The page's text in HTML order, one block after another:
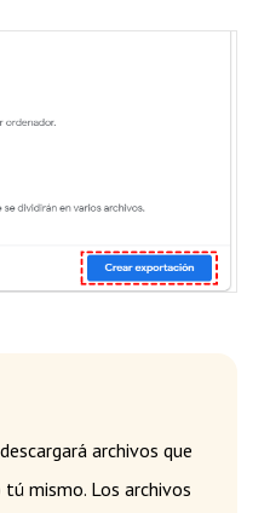
archivos que
mismo. Los archivos